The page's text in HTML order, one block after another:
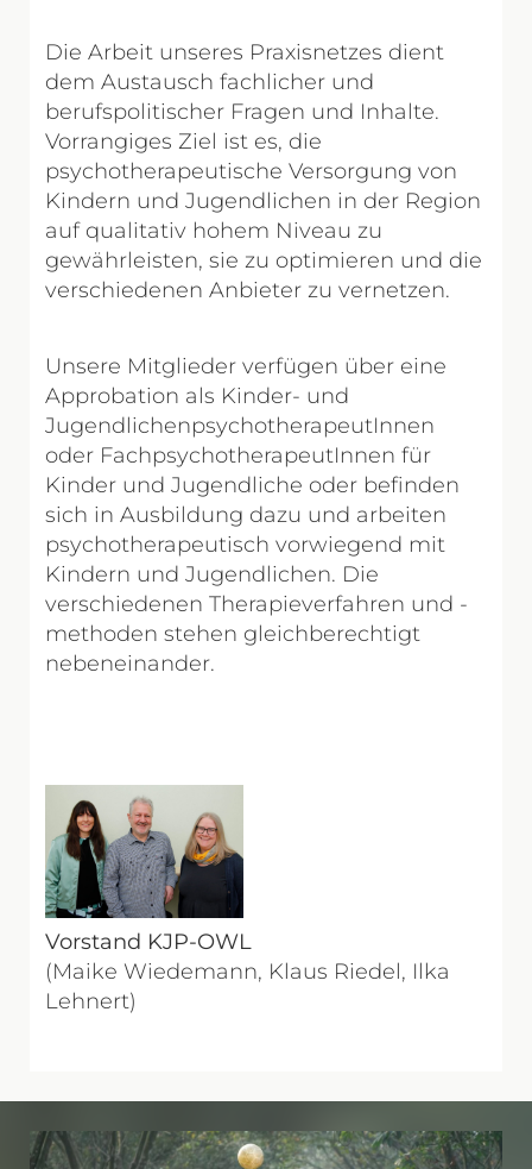
Die Arbeit unseres Praxisnetzes dient
dem Austausch fachlicher und
berufspolitischer Fragen und Inhalte.
Vorrangiges Ziel ist es, die
psychotherapeutische Versorgung von
Kindern und Jugendlichen in der Region
auf qualitativ hohem Niveau zu
gewährleisten, sie zu optimieren und die
verschiedenen Anbieter zu vernetzen.
Unsere Mitglieder verfügen über eine
Approbation als Kinder- und
JugendlichenpsychotherapeutInnen
oder FachpsychotherapeutInnen für
Kinder und Jugendliche oder befinden
sich in Ausbildung dazu und arbeiten
psychotherapeutisch vorwiegend mit
Kindern und Jugendlichen. Die
verschiedenen Therapieverfahren und -
methoden stehen gleichberechtigt
nebeneinander.
Vorstand KJP-OWL
(Maike Wiedemann, Klaus Riedel, Ilka
Lehnert)